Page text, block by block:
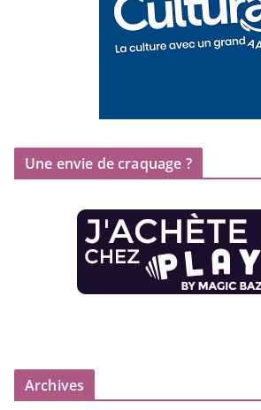
Une envie de craquage ?
Archives